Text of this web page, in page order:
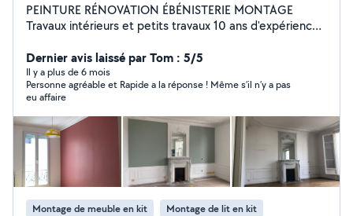
PEINTURE RÉNOVATION ÉBÉNISTERIE MONTAGE
Travaux intérieurs et petits travaux 10 ans d'expérience
d'intérieur diplômée des Arts Décoratifs de Paris, avec
plus de 10 ans d'expérience. Je réalise : Peinture murs
et plafonds Rafraîchissement complet d'appartement
Ponçage / vitrification parquet Montage de meubles
Petits travaux / finitions Rénovation de meubles et
création sur mesure Conseil en architecture intérieure
Travail propre, soigné, rapide. Possibilité de venir voir le
chantier avant devis. Je m'adapte au maximum à votre
budget tout en garantissant un travail professionnel.
Disponible rapidement.
Dernier avis laissé par Tom : 5/5
Il y a plus de 6 mois
Personne agréable et Rapide a la réponse ! Même s’il n’y a pas
eu affaire
Montage de meuble en kit Montage de lit en kit